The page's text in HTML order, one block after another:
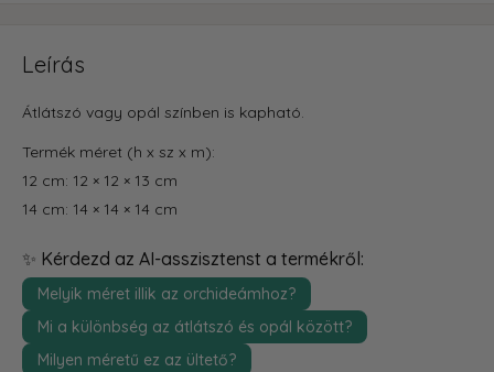
Leírás
Átlátszó vagy opál színben is kapható.
Termék méret (h x sz x m):
12 cm: 12 × 12 × 13 cm
14 cm: 14 × 14 × 14 cm
✨ Kérdezd az AI-asszisztenst a termékről:
Melyik méret illik az orchideámhoz?
Mi a különbség az átlátszó és opál között?
Milyen méretű ez az ültető?